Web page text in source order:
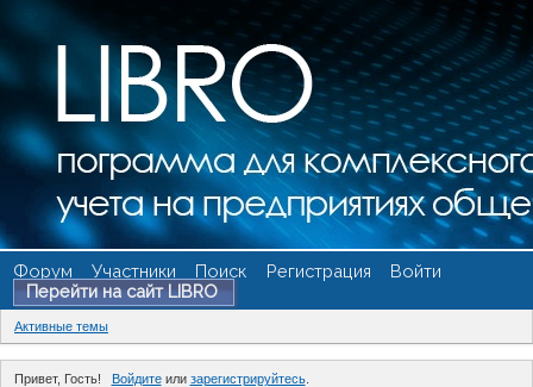
Форум Участники Поиск Регистрация
Войти
Перейти на сайт LIBRO
Активные темы
Привет, Гость! Войдитеили зарегистрируйтесь.